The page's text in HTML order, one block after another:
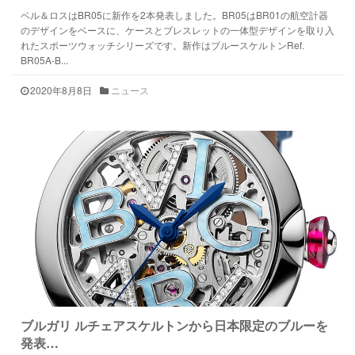
ベル＆ロスはBR05に新作を2本発表しました。BR05はBR01の航空計器
のデザインをベースに、ケースとブレスレットの一体型デザインを取り入
れたスポーツウォッチシリーズです。新作はブルースケルトンRef.
BR05A-B...
2020年8月8日 ニュース
ブルガリ ルチェアスケルトンから日本限定のブルーを
発表…